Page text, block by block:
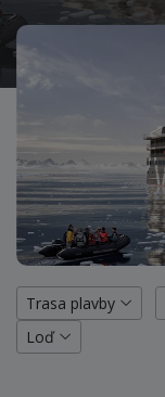
Trasa plavby
Loď